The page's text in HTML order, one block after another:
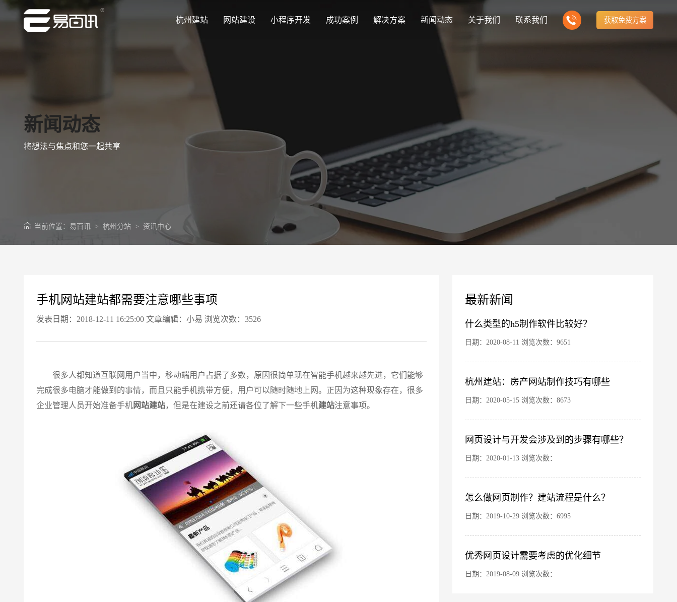
杭州建站 网站建设
适应各个终端设备网站
网站建设定制改版
定制化网站建设改版方案
购物商城系统开发
零售在线电子商务网站 移动手机互联网站开发
小程序开发 成功案例
购物商城网站
外贸出口网站
外贸进出口网站开发
企业品牌官网
创意品牌型网站建设 营销型网站建力企业公信力
解决方案
企业网站建设解决方案
更贴身、易落地、高性价比
营销型网站建设解决方案
可精准流量统计与效果分析
门户网站建设解决方案
能及时、准确、动态地更新
外贸网站建设解决方案
视觉、功能系统，展示产品
品牌形象网站建设解决方案
操作方便、结构先进的优点
购物商城网站建设解决方案
方便快捷购物车、购物指南
政府网站建设解决方案
可轻松定制风格各异、频道
新能源行业网站建设解决方
案
芯片半导体网站建设解决方
案
新闻动态
行业新闻
Industry information
网站推广
Website optimization
网站观点
Website viewpoint
关于我们
汇款方式
发展历程
一路走来感谢您的陪伴
联系我们 获取免费方案
新闻动态
将想法与焦点和您一起共享
当前位置： 易百讯 >杭州分站 > 资讯中心
手机网站建站都需要注意哪些事项
发表日期：2018-12-11 16:25:00 文章编辑：小易 浏览次数：3526
很多人都知道互联网用户当中，移动端用户占据了多数，原因很简单现在智能手机越来越先进，它们能够
完成很多电脑才能做到的事情，而且只能手机携带方便，用户可以随时随地上网。正因为这种现象存在，很多
企业管理人员开始准备手机网站建站，但是在建设之前还请各位了解下一些手机建站注意事项。
最新新闻
什么类型的h5制作软件比较好？
日期：2020-08-11 浏览次数：9651
杭州建站：房产网站制作技巧有哪些
日期：2020-05-15 浏览次数：8673
网页设计与开发会涉及到的步骤有哪些？
日期：2020-01-13 浏览次数：
怎么做网页制作？建站流程是什么？
日期：2019-10-29 浏览次数：6995
优秀网页设计需要考虑的优化细节
日期：2019-08-09 浏览次数：
请输入您的公司名称 名字